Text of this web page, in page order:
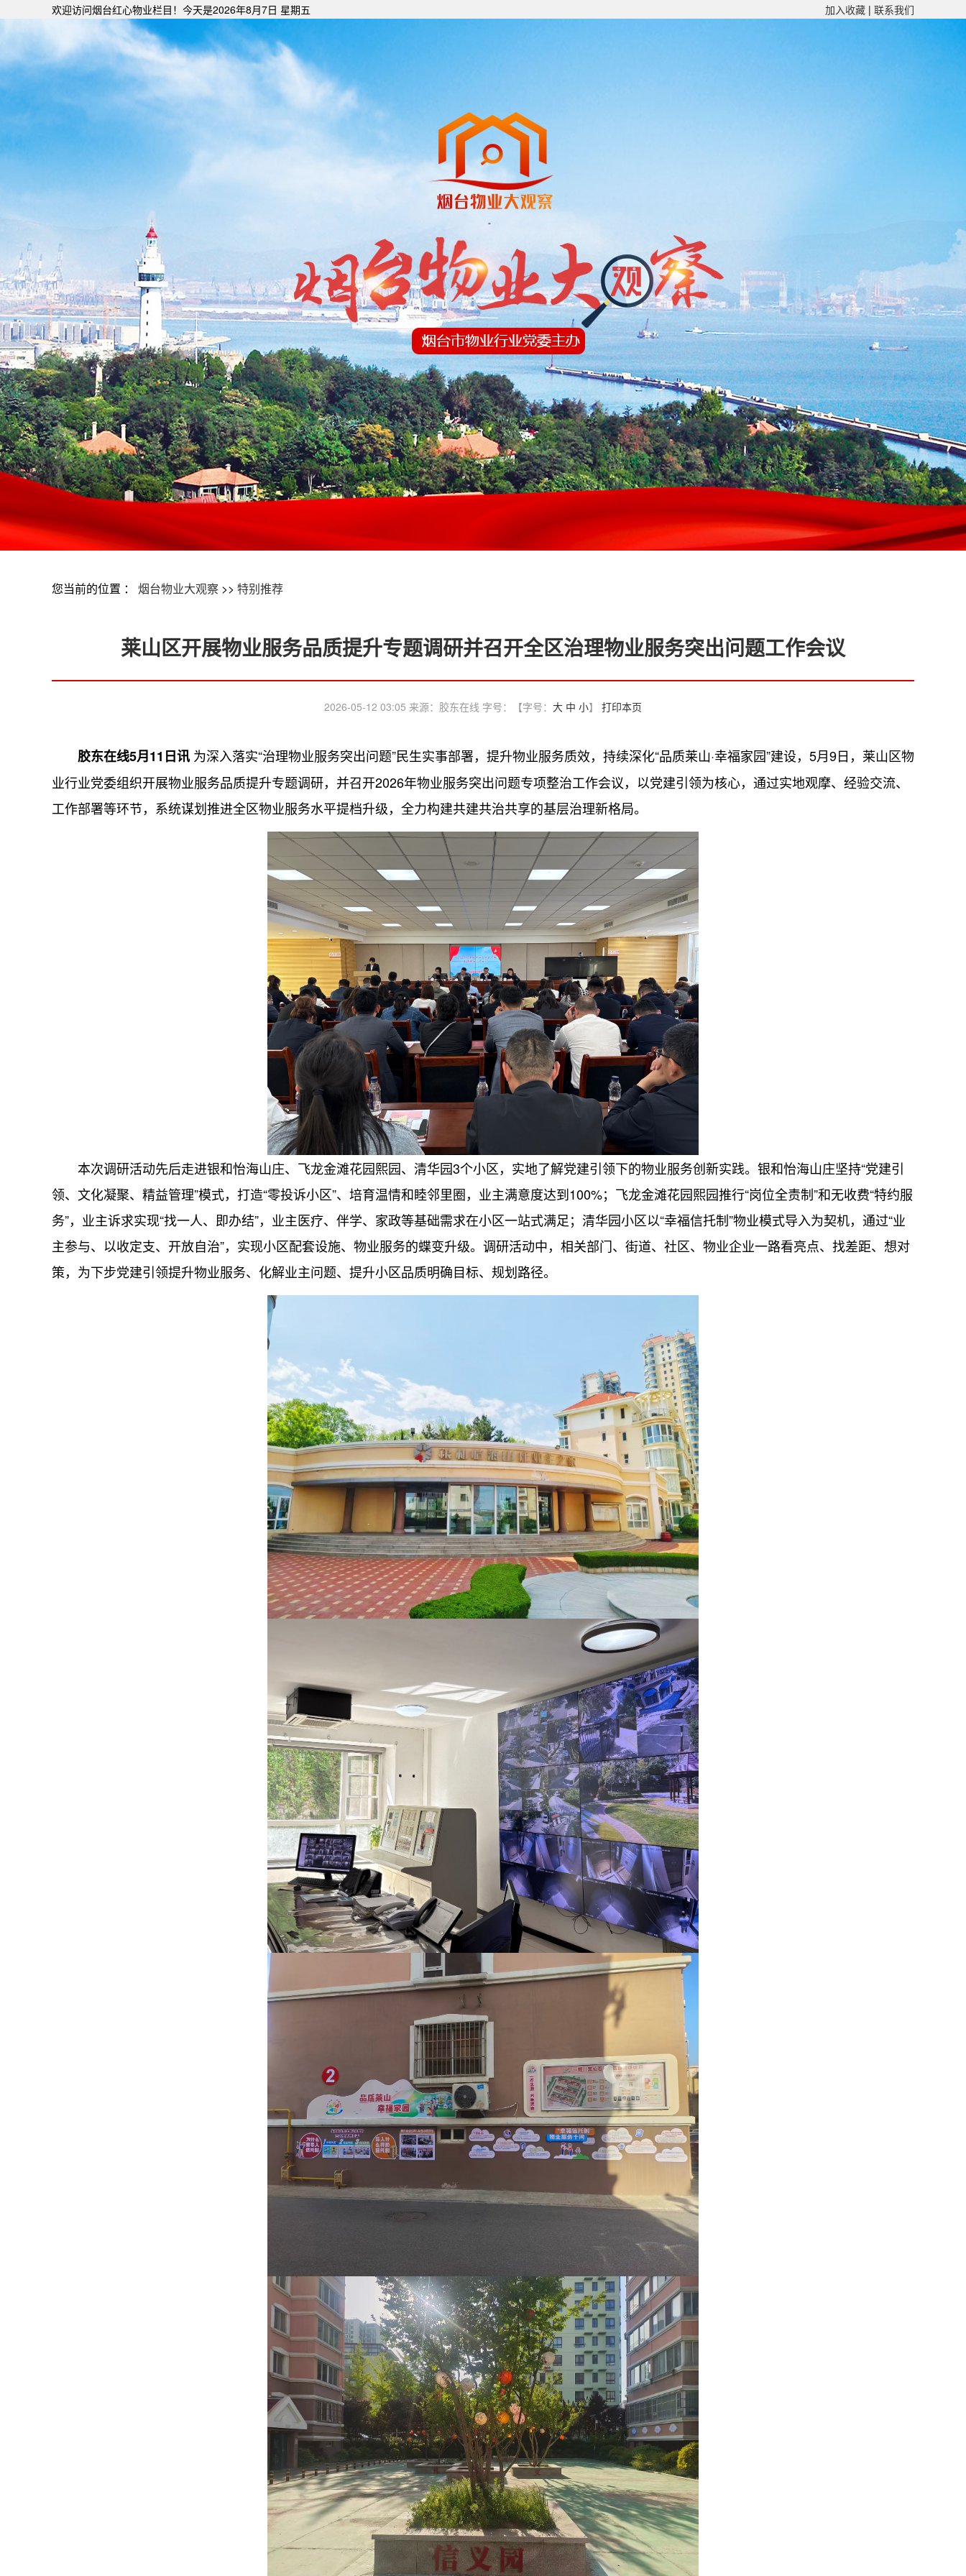
欢迎访问烟台红心物业栏目！今天是2026年8月7日 星期五 加入收藏 | 联系我们
您当前的位置 ： 烟台物业大观察 >> 特别推荐
莱山区开展物业服务品质提升专题调研并召开全区治理物业服务突出问题工作会议
2026-05-12 03:05 来源：胶东在线 字号：【字号： 大 中 小】 打印本页
胶东在线5月11日讯 为深入落实“治理物业服务突出问题”民生实事部署，提升物业服务质效，持续深化“品质莱山·幸福家园”建设，5月9日，莱山区物
业行业党委组织开展物业服务品质提升专题调研，并召开2026年物业服务突出问题专项整治工作会议，以党建引领为核心，通过实地观摩、经验交流、
工作部署等环节，系统谋划推进全区物业服务水平提档升级，全力构建共建共治共享的基层治理新格局。
本次调研活动先后走进银和怡海山庄、飞龙金滩花园熙园、清华园3个小区，实地了解党建引领下的物业服务创新实践。银和怡海山庄坚持“党建引
领、文化凝聚、精益管理”模式，打造“零投诉小区”、培育温情和睦邻里圈，业主满意度达到100%；飞龙金滩花园熙园推行“岗位全责制”和无收费“特约服
务”，业主诉求实现“找一人、即办结”，业主医疗、伴学、家政等基础需求在小区一站式满足；清华园小区以“幸福信托制”物业模式导入为契机，通过“业
主参与、以收定支、开放自治”，实现小区配套设施、物业服务的蝶变升级。调研活动中，相关部门、街道、社区、物业企业一路看亮点、找差距、想对
策，为下步党建引领提升物业服务、化解业主问题、提升小区品质明确目标、规划路径。